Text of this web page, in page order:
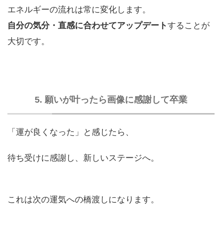
エネルギーの流れは常に変化します。
自分の気分・直感に合わせてアップデートすることが
大切です。
5. 願いが叶ったら画像に感謝して卒業
「運が良くなった」と感じたら、
待ち受けに感謝し、新しいステージへ。
これは次の運気への橋渡しになります。